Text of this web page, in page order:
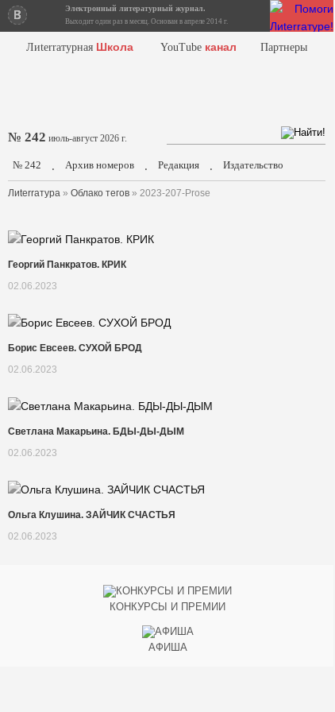
Электронный литературный журнал.
Выходит один раз в месяц. Основан в апреле 2014 г.
Лиterraтурная Школа YouTube канал Партнеры
№ 242 июль-август 2026 г.
№ 242 . Архив номеров . Редакция . Издательство
Лиterraтура » Облако тегов » 2023-207-Prose
Георгий Панкратов. КРИК
02.06.2023
Борис Евсеев. СУХОЙ БРОД
02.06.2023
Светлана Макарьина. БДЫ-ДЫ-ДЫМ
02.06.2023
Ольга Клушина. ЗАЙЧИК СЧАСТЬЯ
02.06.2023
КОНКУРСЫ И ПРЕМИИ
АФИША